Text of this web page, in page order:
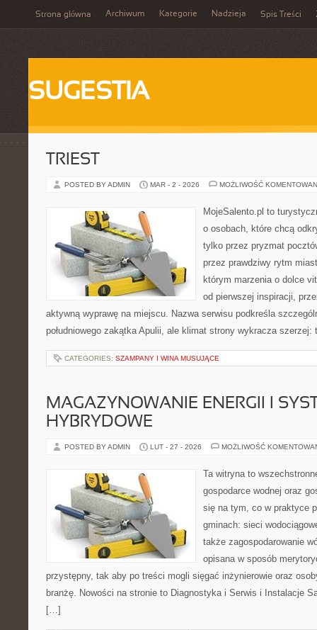
Strona główna Archiwum Kategorie Nadzieja Spis Treści
SUGESTIA
TRIEST
POSTED BY ADMIN MAR - 2 - 2026 MOŻLIWOŚĆ
MojeSalento.pl to
o osobach, które chcą
tylko przez pryzmat
przez prawdziwy rytm
którym marzenia o dolce
od pierwszej inspiracji,
aktywną wyprawę na miejscu. Nazwa serwisu podkreśla
południowego zakątka Apulii, ale klimat strony wykracza
CATEGORIES: SZAMPANY I WINA MUSUJĄCE
MAGAZYNOWANIE ENERGII I
HYBRYDOWE
POSTED BY ADMIN LUT - 27 - 2026 MOŻLIWOŚĆ
Ta witryna to
gospodarce wodnej oraz
się na tym, co w praktyce
gminach: sieci
także zagospodarowanie
opisana w sposób
przystępny, tak aby po treści mogli sięgać inżynierowie oraz
branżę. Nowości na stronie to Diagnostyka i Serwis i Instalacje
[…]